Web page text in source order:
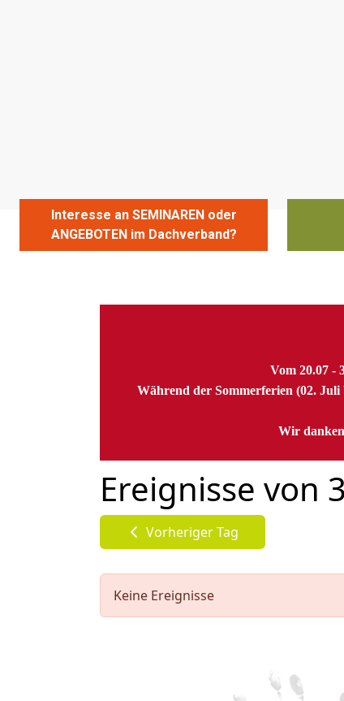
Interesse an SEMINAREN oder
ANGEBOTEN im Dachverband?
Vom 20.07 -
Während der Sommerferien (02. Juli
Wir danken
Ereignisse von
Vorheriger Tag
Keine Ereignisse